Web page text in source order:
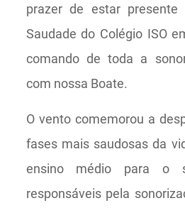
prazer de estar
Saudade do Colégio ISO
comando de toda a
com nossa Boate.
O vento comemorou a
fases mais saudosas da
ensino médio para o
responsáveis pela